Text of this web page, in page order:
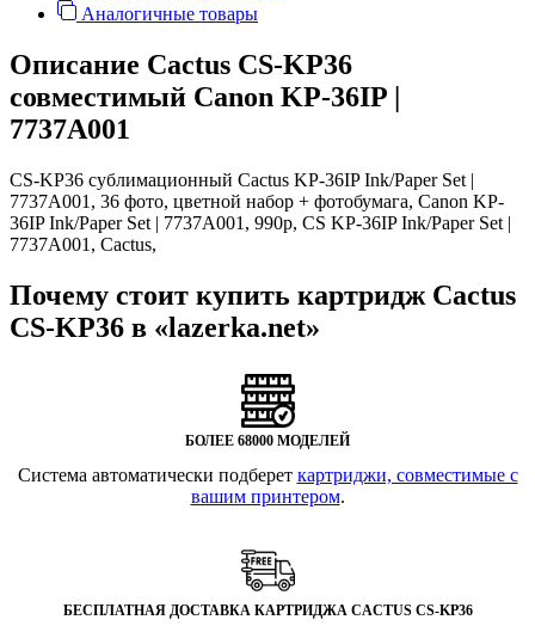
Аналогичные товары
Описание Cactus CS-KP36
совместимый Canon KP-36IP |
7737A001
CS-KP36 сублимационный Cactus KP-36IP Ink/Paper Set |
7737A001, 36 фото, цветной набор + фотобумага, Canon KP-
36IP Ink/Paper Set | 7737A001, 990p, CS KP-36IP Ink/Paper Set |
7737A001, Cactus,
Почему стоит купить картридж Cactus
CS-KP36 в «lazerka.net»
БОЛЕЕ 68000 МОДЕЛЕЙ
Система автоматически подберет картриджи, совместимые с
вашим принтером.
БЕСПЛАТНАЯ ДОСТАВКА КАРТРИДЖА CACTUS CS-KP36